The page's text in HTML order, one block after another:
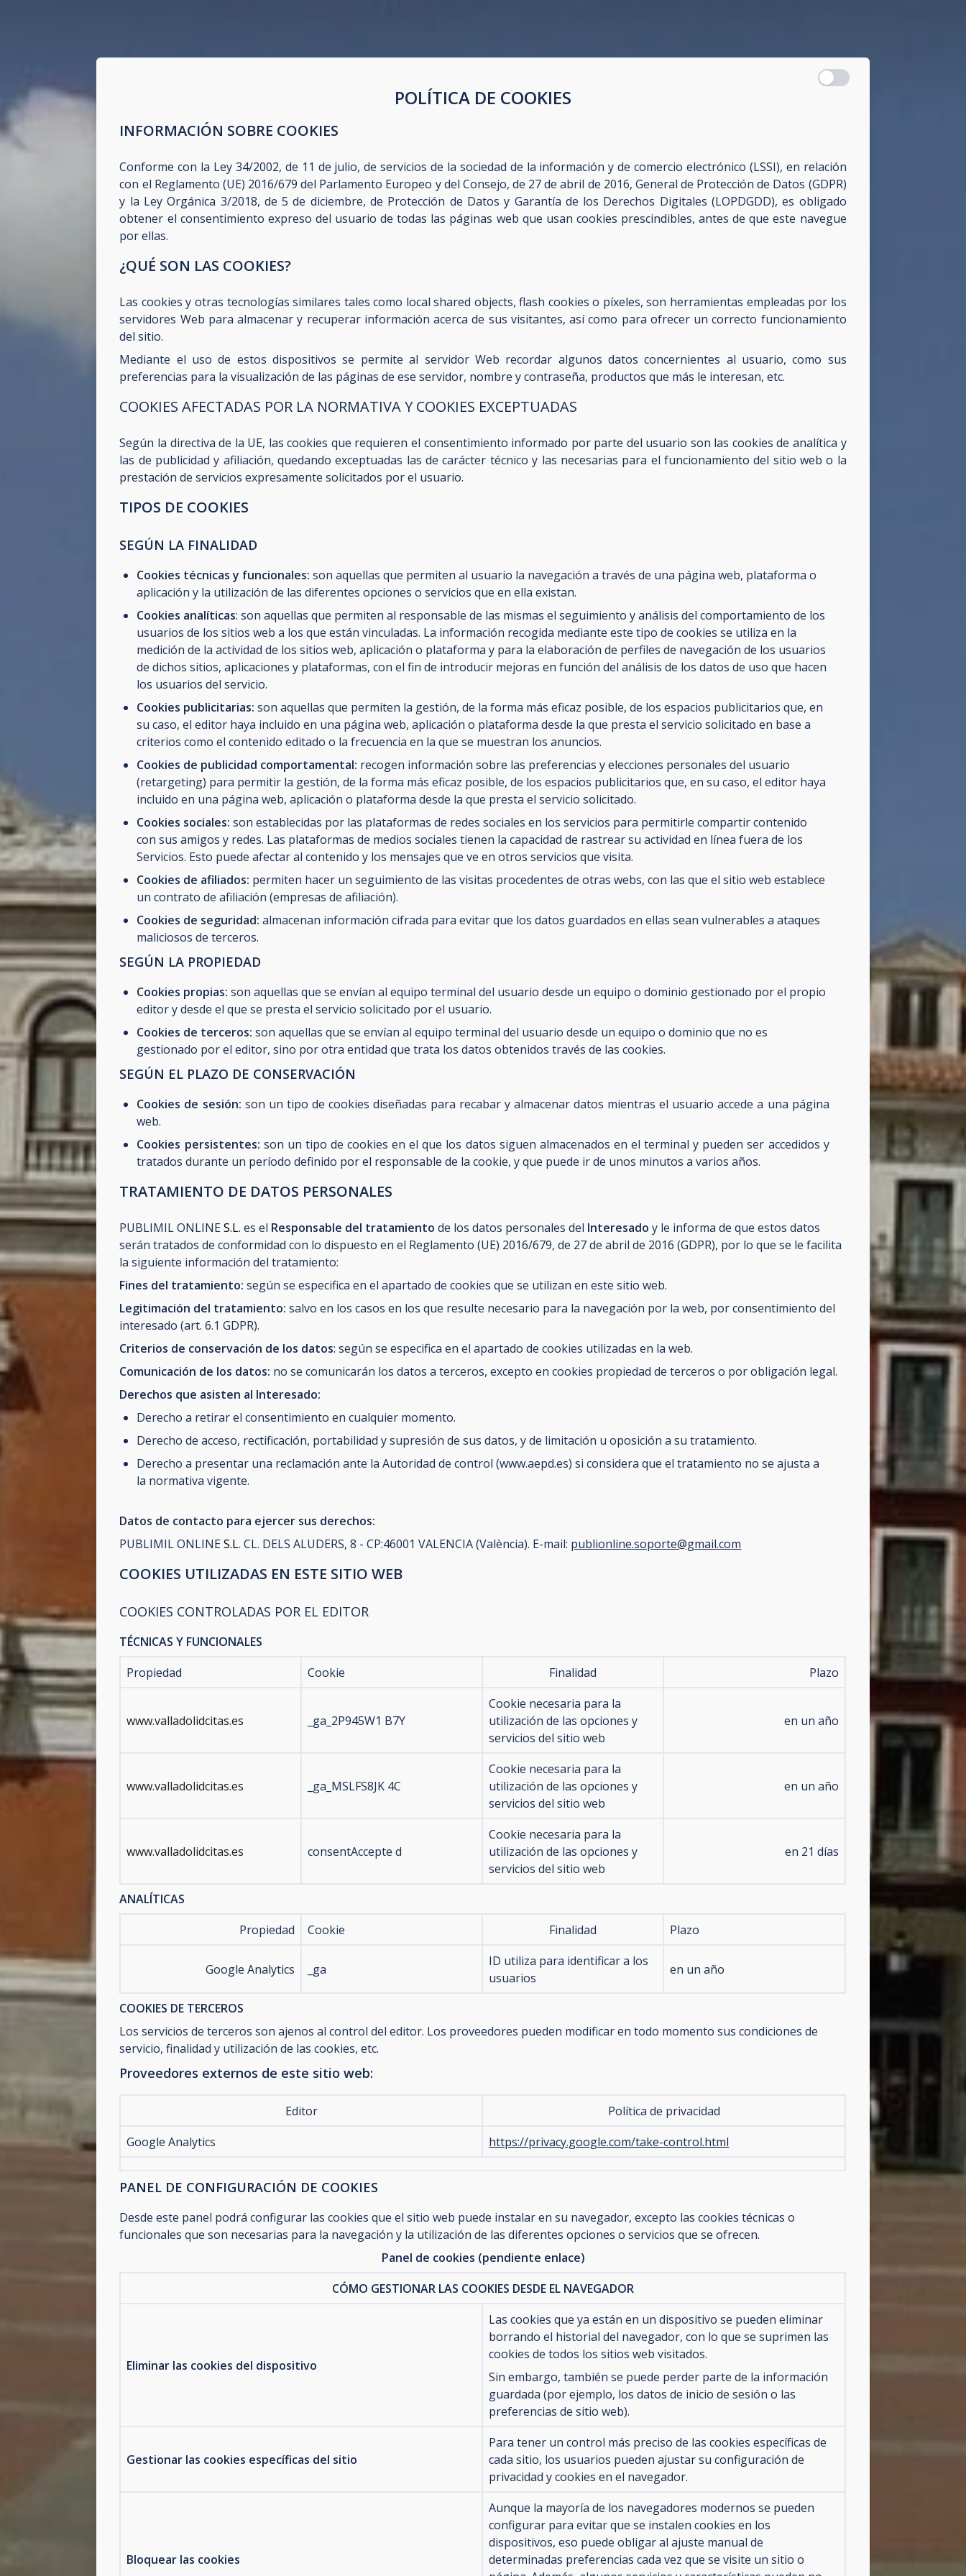
POLÍTICA DE COOKIES
INFORMACIÓN SOBRE COOKIES
Conforme con la Ley 34/2002, de 11 de julio, de servicios de la sociedad de la información y de comercio electrónico (LSSI), en relación
con el Reglamento (UE) 2016/679 del Parlamento Europeo y del Consejo, de 27 de abril de 2016, General de Protección de Datos (GDPR)
y la Ley Orgánica 3/2018, de 5 de diciembre, de Protección de Datos y Garantía de los Derechos Digitales (LOPDGDD), es obligado
obtener el consentimiento expreso del usuario de todas las páginas web que usan cookies prescindibles, antes de que este navegue
por ellas.
¿QUÉ SON LAS COOKIES?
Las cookies y otras tecnologías similares tales como local shared objects, flash cookies o píxeles, son herramientas empleadas por los
servidores Web para almacenar y recuperar información acerca de sus visitantes, así como para ofrecer un correcto funcionamiento
del sitio.
Mediante el uso de estos dispositivos se permite al servidor Web recordar algunos datos concernientes al usuario, como sus
preferencias para la visualización de las páginas de ese servidor, nombre y contraseña, productos que más le interesan, etc.
COOKIES AFECTADAS POR LA NORMATIVA Y COOKIES EXCEPTUADAS
Según la directiva de la UE, las cookies que requieren el consentimiento informado por parte del usuario son las cookies de analítica y
las de publicidad y afiliación, quedando exceptuadas las de carácter técnico y las necesarias para el funcionamiento del sitio web o la
prestación de servicios expresamente solicitados por el usuario.
TIPOS DE COOKIES
SEGÚN LA FINALIDAD
Cookies técnicas y funcionales: son aquellas que permiten al usuario la navegación a través de una página web, plataforma o
aplicación y la utilización de las diferentes opciones o servicios que en ella existan.
Cookies analíticas: son aquellas que permiten al responsable de las mismas el seguimiento y análisis del comportamiento de los
usuarios de los sitios web a los que están vinculadas. La información recogida mediante este tipo de cookies se utiliza en la
medición de la actividad de los sitios web, aplicación o plataforma y para la elaboración de perfiles de navegación de los usuarios
de dichos sitios, aplicaciones y plataformas, con el fin de introducir mejoras en función del análisis de los datos de uso que hacen
los usuarios del servicio.
Cookies publicitarias: son aquellas que permiten la gestión, de la forma más eficaz posible, de los espacios publicitarios que, en
su caso, el editor haya incluido en una página web, aplicación o plataforma desde la que presta el servicio solicitado en base a
criterios como el contenido editado o la frecuencia en la que se muestran los anuncios.
Cookies de publicidad comportamental: recogen información sobre las preferencias y elecciones personales del usuario
(retargeting) para permitir la gestión, de la forma más eficaz posible, de los espacios publicitarios que, en su caso, el editor haya
incluido en una página web, aplicación o plataforma desde la que presta el servicio solicitado.
Cookies sociales: son establecidas por las plataformas de redes sociales en los servicios para permitirle compartir contenido
con sus amigos y redes. Las plataformas de medios sociales tienen la capacidad de rastrear su actividad en línea fuera de los
Servicios. Esto puede afectar al contenido y los mensajes que ve en otros servicios que visita.
Cookies de afiliados: permiten hacer un seguimiento de las visitas procedentes de otras webs, con las que el sitio web establece
un contrato de afiliación (empresas de afiliación).
Cookies de seguridad: almacenan información cifrada para evitar que los datos guardados en ellas sean vulnerables a ataques
maliciosos de terceros.
SEGÚN LA PROPIEDAD
Cookies propias: son aquellas que se envían al equipo terminal del usuario desde un equipo o dominio gestionado por el propio
editor y desde el que se presta el servicio solicitado por el usuario.
Cookies de terceros: son aquellas que se envían al equipo terminal del usuario desde un equipo o dominio que no es
gestionado por el editor, sino por otra entidad que trata los datos obtenidos través de las cookies.
SEGÚN EL PLAZO DE CONSERVACIÓN
Cookies de sesión: son un tipo de cookies diseñadas para recabar y almacenar datos mientras el usuario accede a una página
web.
Cookies persistentes: son un tipo de cookies en el que los datos siguen almacenados en el terminal y pueden ser accedidos y
tratados durante un período definido por el responsable de la cookie, y que puede ir de unos minutos a varios años.
TRATAMIENTO DE DATOS PERSONALES
PUBLIMIL ONLINES.L. es el Responsable del tratamientode los datos personales del Interesadoy le informa de que estos datos
serán tratados de conformidad con lo dispuesto en el Reglamento (UE) 2016/679, de 27 de abril de 2016 (GDPR), por lo que se le facilita
la siguiente información del tratamiento:
Fines del tratamiento:según se especifica en el apartado de cookies que se utilizan en este sitio web.
Legitimación del tratamiento:salvo en los casos en los que resulte necesario para la navegación por la web, por consentimiento del
interesado (art. 6.1 GDPR).
Criterios de conservación de los datos: según se especifica en el apartado de cookies utilizadas en la web.
Comunicación de los datos: no se comunicarán los datos a terceros, excepto en cookies propiedad de terceros o por obligación legal.
Derechos que asisten al Interesado:
Derecho a retirar el consentimiento en cualquier momento.
Derecho de acceso, rectificación, portabilidad y supresión de sus datos, y de limitación u oposición a su tratamiento.
Derecho a presentar una reclamación ante la Autoridad de control (www.aepd.es) si considera que el tratamiento no se ajusta a
la normativa vigente.
Datos de contacto para ejercer sus derechos:
PUBLIMIL ONLINES.L. CL. DELS ALUDERS, 8 -CP:46001 VALENCIA (València). E-mail: publionline.soporte@gmail.com
COOKIES UTILIZADAS EN ESTE SITIO WEB
COOKIES CONTROLADAS POR EL EDITOR
TÉCNICAS Y FUNCIONALES
Propiedad
Cookie Finalidad Plazo
www.valladolidcitas.es _ga_2P945W1 B7Y
Cookie necesaria para la
utilización de las opciones y
servicios del sitio web
en un año
www.valladolidcitas.es _ga_MSLFS8JK 4C
Cookie necesaria para la
utilización de las opciones y
servicios del sitio web
en un año
www.valladolidcitas.es consentAccepte d
Cookie necesaria para la
utilización de las opciones y
servicios del sitio web
en 21 días
ANALÍTICAS
Propiedad
Cookie Finalidad Plazo
Google Analytics _ga
ID utiliza para identificar a los
usuarios
en un año
COOKIES DE TERCEROS
Los servicios de terceros son ajenos al control del editor. Los proveedores pueden modificar en todo momento sus condiciones de
servicio, finalidad y utilización de las cookies, etc.
Proveedores externos de este sitio web:
Editor
Política de privacidad
Google Analytics
https://privacy.google.com/take-control.html
PANEL DE CONFIGURACIÓN DE COOKIES
Desde este panel podrá configurar las cookies que el sitio web puede instalar en su navegador, excepto las cookies técnicas o
funcionales que son necesarias para la navegación y la utilización de las diferentes opciones o servicios que se ofrecen.
Panel de cookies (pendiente enlace)
CÓMO GESTIONAR LAS COOKIES DESDE EL NAVEGADOR
Eliminar las cookies del dispositivo
Las cookies que ya están en un dispositivo se pueden eliminar
borrando el historial del navegador, con lo que se suprimen las
cookies de todos los sitios web visitados.
Sin embargo, también se puede perder parte de la información
guardada (por ejemplo, los datos de inicio de sesión o las
preferencias de sitio web).
Gestionar las cookies específicas del sitio
Para tener un control más preciso de las cookies específicas de
cada sitio, los usuarios pueden ajustar su configuración de
privacidad y cookies en el navegador.
Bloquear las cookies
Aunque la mayoría de los navegadores modernos se pueden
configurar para evitar que se instalen cookies en los
dispositivos, eso puede obligar al ajuste manual de
determinadas preferencias cada vez que se visite un sitio o